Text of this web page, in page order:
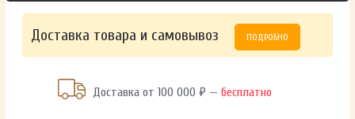
Доставка товара и самовывоз ПОДРОБНО
Доставка от 100 000 ₽ —бесплатно